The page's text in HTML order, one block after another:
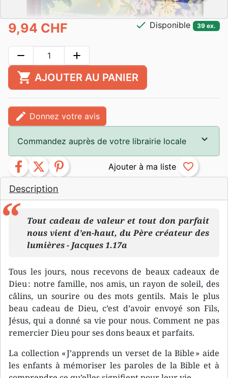
Description
Tout cadeau de valeur et tout don parfait
nous vient d’en-haut, du Père créateur des
lumières - Jacques 1.17a
Tous les jours, nous recevons de beaux cadeaux de
Dieu : notre famille, nos amis, un rayon de soleil, des
câlins, un sourire ou des mots gentils. Mais le plus
beau cadeau de Dieu, c’est d’avoir envoyé son Fils,
Jésus, qui a donné sa vie pour nous. Comment ne pas
remercier Dieu pour ses dons beaux et parfaits.
La collection « J’apprends un verset de la Bible » aide
les enfants à mémoriser les paroles de la Bible et à
9,94 CHF check Disponible 39 ex.
remove add
shopping_cart AJOUTER AU PANIER
edit Donnez votre avis
Commandez auprès de votre librairie locale
facebook twitter pinterest favorite_border